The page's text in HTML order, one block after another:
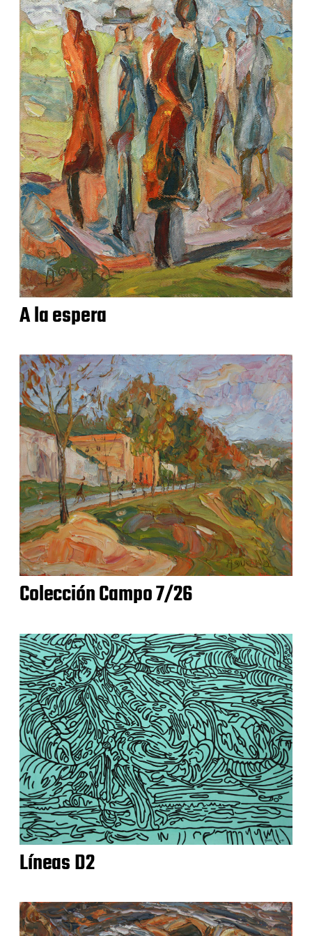
A la espera
Colección Campo 7/26
Líneas D2